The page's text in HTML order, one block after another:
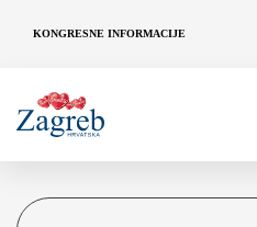
KONGRESNE INFORMACIJE